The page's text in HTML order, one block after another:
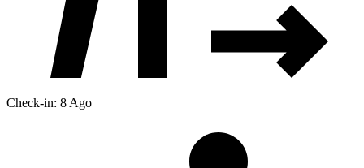
Check-in: 8 Ago